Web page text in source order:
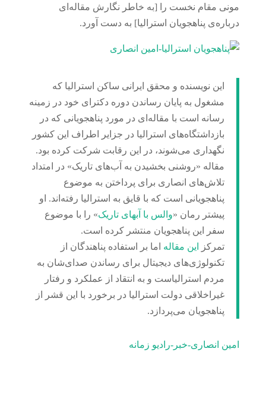
مونی مقام نخست را [به خاطر نگارش مقاله‌ای
درباره‌ی پناهجویان استرالیا] به دست آورد.
این نویسنده و محقق ایرانی ساکن استرالیا که
مشغول به پایان رساندن دوره دکترای خود در زمینه
رسانه است با مقاله‌ای در مورد پناهجویانی که در
بازداشتگاه‌های استرالیا در جزایر اطراف این کشور
نگهداری می‌شوند، در این رقابت شرکت کرده بود.
مقاله «روشنی بخشیدن به آب‌های تاریک» در امتداد
تلاش‌های انصاری برای پرداختن به موضوع
پناهجویانی است که با قایق به استرالیا رفته‌اند. او
پیشتر رمان «والس با آبهای تاریک» را با موضوع
سفر این پناهجویان منتشر کرده است.
تمرکز
این مقاله اما بر استفاده پناهندگان از
تکنولوژی‌های دیجیتال برای رساندن صدای‌شان به
مردم استرالیاست و به انتقاد از عملکرد و رفتار
غیراخلاقی دولت استرالیا در برخورد با این قشر از
پناهجویان می‌‌پردازد.
امین انصاری-خبر-رادیو زمانه